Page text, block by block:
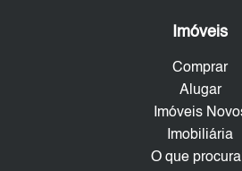
Imóveis
Comprar
Alugar
Imóveis
Imobiliária
O que